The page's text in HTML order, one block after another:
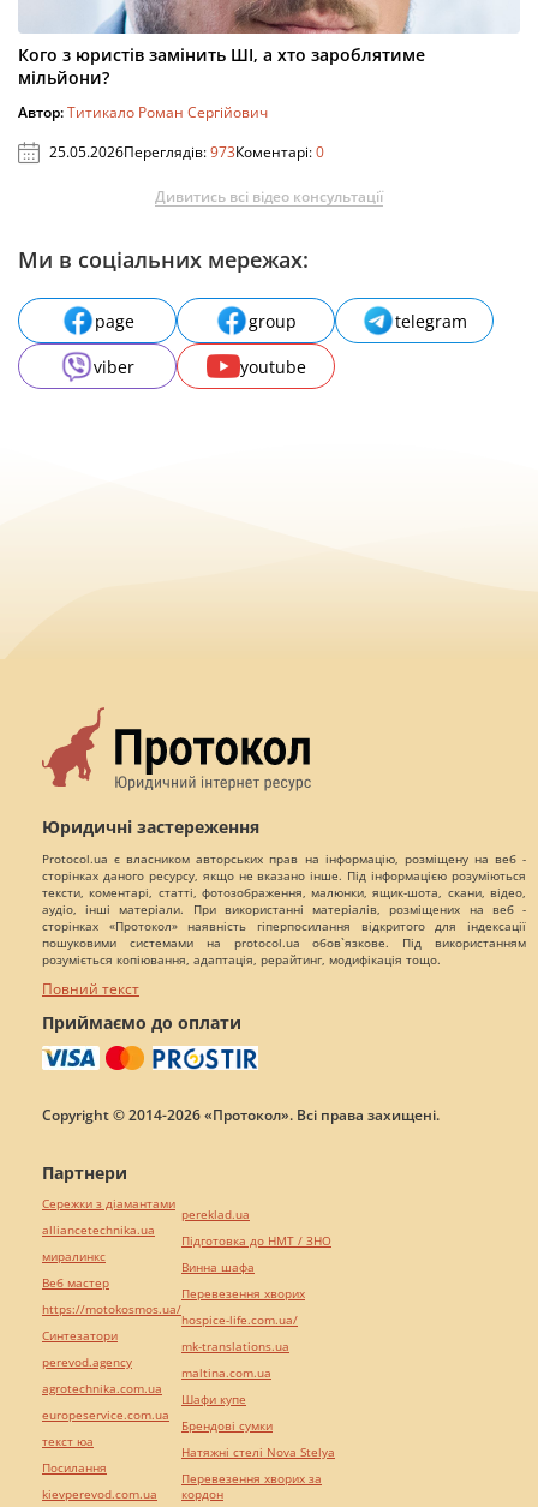
Кого з юристів замінить ШІ, а хто зароблятиме
мільйони?
Автор:Титикало Роман Сергійович
25.05.2026Переглядів:973Коментарі:0
Дивитись всі відео консультації
Ми в соціальних мережах:
page group
telegram
viber
youtube
Юридичні застереження
Protocol.ua є власником авторських прав на інформацію, розміщену на веб -
сторінках даного ресурсу, якщо не вказано інше. Під інформацією розуміються
тексти, коментарі, статті, фотозображення, малюнки, ящик-шота, скани, відео,
аудіо, інші матеріали. При використанні матеріалів, розміщених на веб -
сторінках «Протокол» наявність гіперпосилання відкритого для індексації
пошуковими системами на protocol.ua обов`язкове. Під використанням
розуміється копіювання, адаптація, рерайтинг, модифікація тощо.
Повний текст
Приймаємо до оплати
Copyright © 2014-2026 «Протокол». Всі права захищені.
Партнери
Сережки з діамантами
alliancetechnika.ua
миралинкс
Веб мастер
https://motokosmos.ua/
Синтезатори
perevod.agency
agrotechnika.com.ua
europeservice.com.ua
текст юа
Посилання
kievperevod.com.ua
pereklad.ua
Підготовка до НМТ / ЗНО
Винна шафа
Перевезення хворих
hospice-life.com.ua/
mk-translations.ua
maltina.com.ua
Шафи купе
Брендові сумки
Натяжні стелі Nova Stelya
Перевезення хворих за
кордон